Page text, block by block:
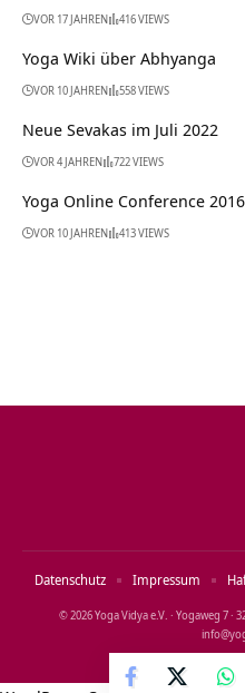
VOR 17 JAHREN 416 VIEWS
Yoga Wiki über Abhyanga
VOR 10 JAHREN 558 VIEWS
Neue Sevakas im Juli 2022
VOR 4 JAHREN 722 VIEWS
Yoga Online Conference 2016
VOR 10 JAHREN 413 VIEWS
© 2026 Yoga Vidya e.V. · Yogaweg 7 ·
Datenschutz Impressum